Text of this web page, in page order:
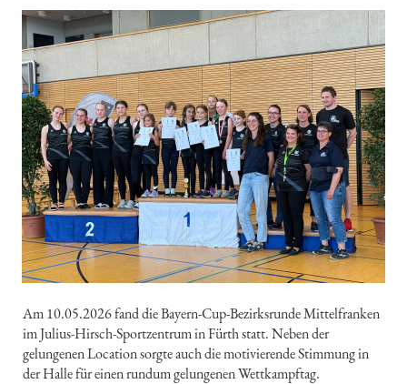
Am 10.05.2026 fand die Bayern-Cup-Bezirksrunde Mittelfranken
im Julius-Hirsch-Sportzentrum in Fürth statt. Neben der
gelungenen Location sorgte auch die motivierende Stimmung in
der Halle für einen rundum gelungenen Wettkampftag.